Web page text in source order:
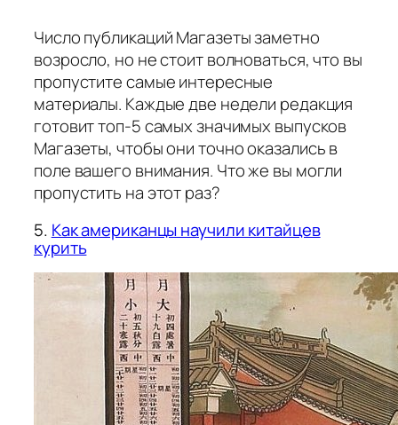
Число публикаций Магазеты заметно
возросло, но не стоит волноваться, что вы
пропустите самые интересные
материалы. Каждые две недели редакция
готовит топ-5 самых значимых выпусков
Магазеты, чтобы они точно оказались в
поле вашего внимания. Что же вы могли
пропустить на этот раз?
5. Как американцы научили китайцев
курить